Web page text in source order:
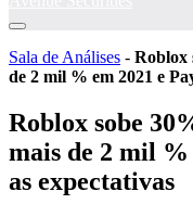
Alternância
menu
Sala de Análises - Roblox
de 2 mil % em 2021 e
Roblox sobe
mais de 2 mil
as expectativas